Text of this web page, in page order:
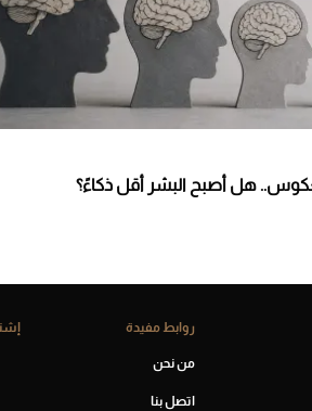
هل أصبح البشر أقل ذكاءً؟
روابط مفيدة
من نحن
اتصل بنا